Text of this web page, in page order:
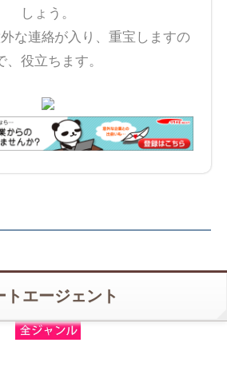
しょう。
な連絡が入り、重宝しますの
、役立ちます。
エージェント